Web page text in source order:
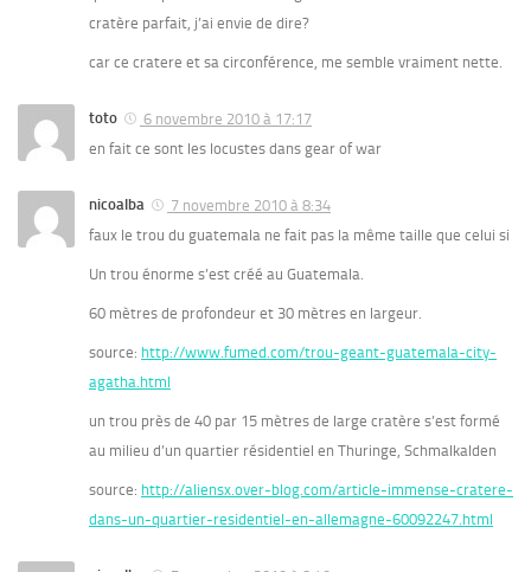
cratère parfait, j’ai envie de dire?
car ce cratere et sa circonférence, me semble vraiment nette.
toto
6 novembre 2010 à 17:17
en fait ce sont les locustes dans gear of war
nicoalba
7 novembre 2010 à 8:34
faux le trou du guatemala ne fait pas la même taille que celui si
Un trou énorme s’est créé au Guatemala.
60 mètres de profondeur et 30 mètres en largeur.
source: http://www.fumed.com/trou-geant-guatemala-city-
agatha.html
un trou près de 40 par 15 mètres de large cratère s’est formé
au milieu d’un quartier résidentiel en Thuringe, Schmalkalden
source: http://aliensx.over-blog.com/article-immense-cratere-
dans-un-quartier-residentiel-en-allemagne-60092247.html